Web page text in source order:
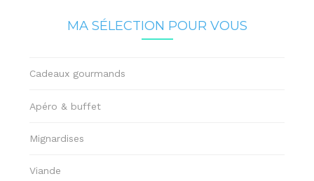
MA SÉLECTION POUR VOUS
Cadeaux gourmands
Apéro & buffet
Mignardises
Viande